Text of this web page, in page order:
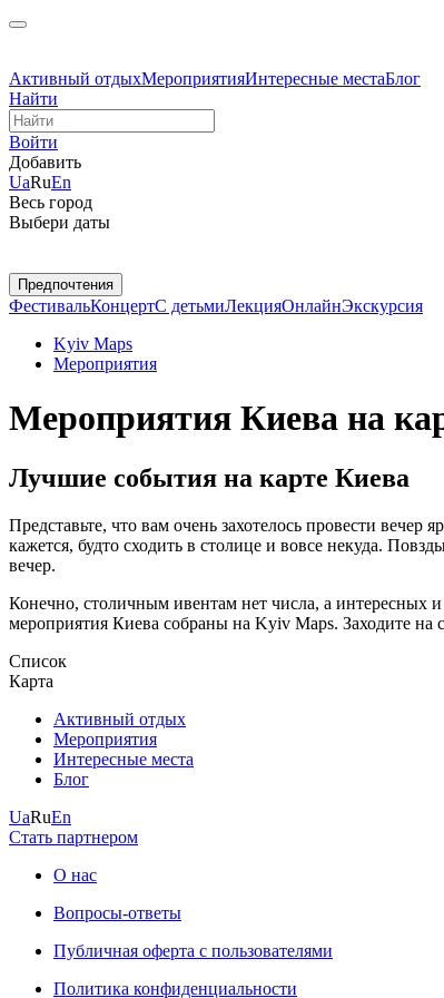
Активный отдыхМероприятияИнтересные местаБлог
Найти
Войти
Добавить
UaRuEn
Весь город
Выбери даты
Предпочтения
ФестивальКонцертС детьмиЛекцияОнлайнЭкскурсия
Kyiv Maps
Мероприятия
Мероприятия Киева на
Лучшие события на карте Киева
Представьте, что вам очень захотелось провести
кажется, будто сходить в столице и вовсе некуда.
вечер.
Конечно, столичным ивентам нет числа, а интересных
мероприятия Киева собраны на Kyiv Maps. Заходите на
Список
Карта
Активный отдых
Мероприятия
Интересные места
Блог
UaRuEn
Стать партнером
О нас
Вопросы-ответы
Публичная оферта с пользователями
Политика конфиденциальности